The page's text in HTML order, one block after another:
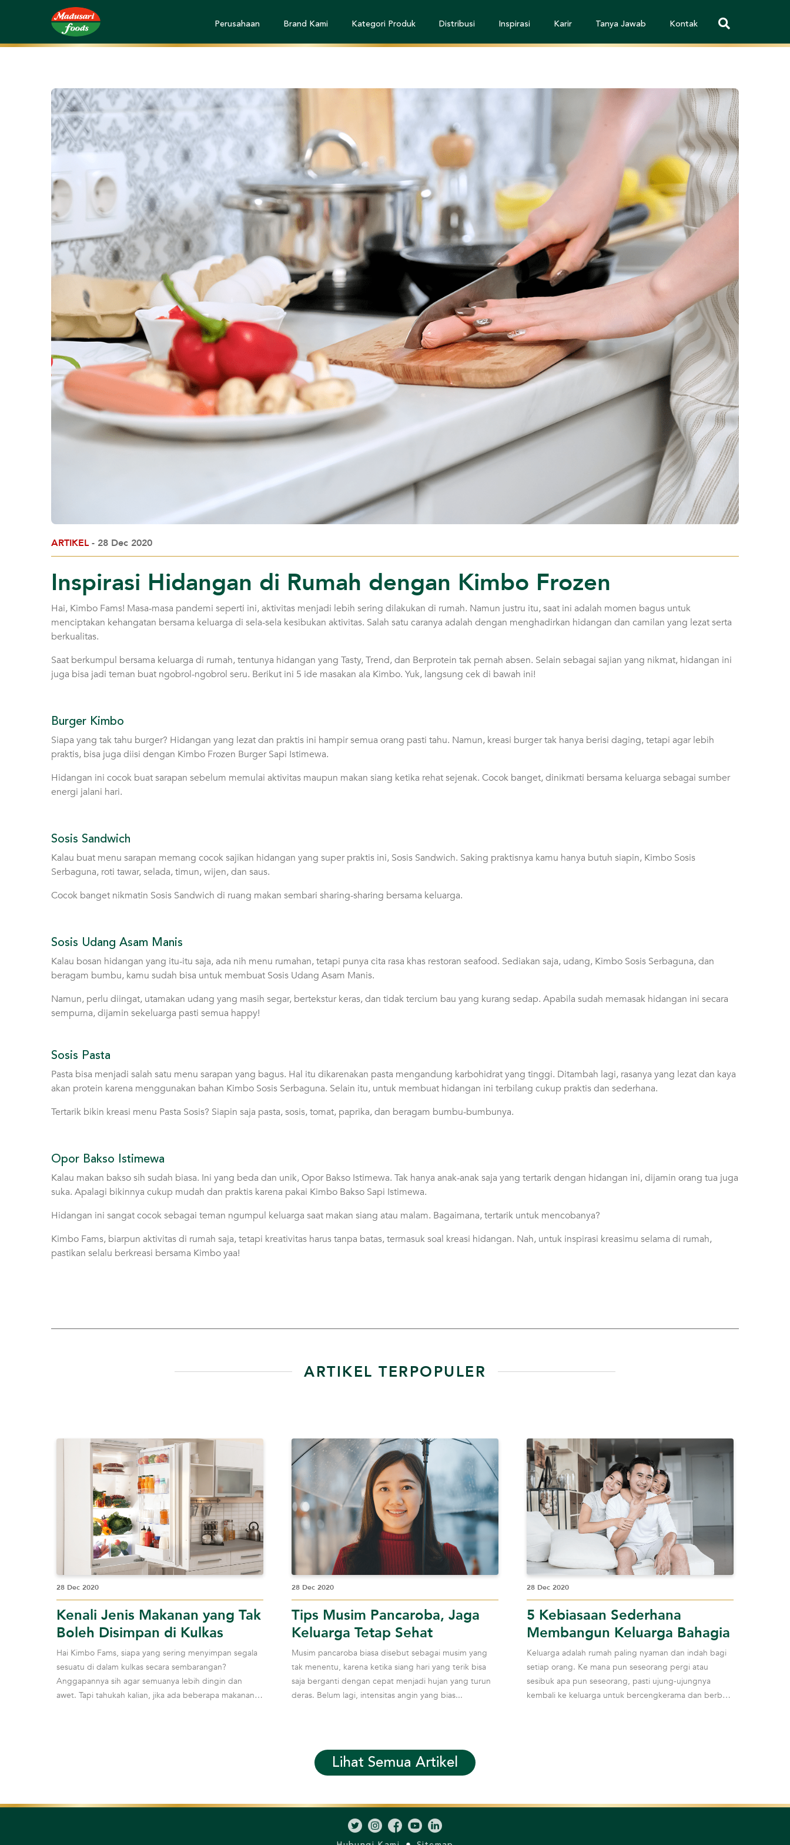
Perusahaan Brand Kami Kategori Produk Distribusi Inspirasi Karir Tanya Jawab Kontak
ARTIKEL- 28 Dec 2020
Inspirasi Hidangan di Rumah dengan Kimbo Frozen
Hai, Kimbo Fams! Masa-masa pandemi seperti ini, aktivitas menjadi lebih sering dilakukan di rumah. Namun justru itu, saat ini adalah momen bagus untuk
menciptakan kehangatan bersama keluarga di sela-sela kesibukan aktivitas. Salah satu caranya adalah dengan menghadirkan hidangan dan camilan yang lezat serta
berkualitas.
Saat berkumpul bersama keluarga di rumah, tentunya hidangan yang Tasty, Trend, dan Berprotein tak pernah absen. Selain sebagai sajian yang nikmat, hidangan ini
juga bisa jadi teman buat ngobrol-ngobrol seru. Berikut ini 5 ide masakan ala Kimbo. Yuk, langsung cek di bawah ini!
Burger Kimbo
Siapa yang tak tahu burger? Hidangan yang lezat dan praktis ini hampir semua orang pasti tahu. Namun, kreasi burger tak hanya berisi daging, tetapi agar lebih
praktis, bisa juga diisi dengan Kimbo Frozen Burger Sapi Istimewa.
Hidangan ini cocok buat sarapan sebelum memulai aktivitas maupun makan siang ketika rehat sejenak. Cocok banget, dinikmati bersama keluarga sebagai sumber
energi jalani hari.
Sosis Sandwich
Kalau buat menu sarapan memang cocok sajikan hidangan yang super praktis ini, Sosis Sandwich. Saking praktisnya kamu hanya butuh siapin, Kimbo Sosis
Serbaguna, roti tawar, selada, timun, wijen, dan saus.
Cocok banget nikmatin Sosis Sandwich di ruang makan sembari sharing-sharing bersama keluarga.
Sosis Udang Asam Manis
Kalau bosan hidangan yang itu-itu saja, ada nih menu rumahan, tetapi punya cita rasa khas restoran seafood. Sediakan saja, udang, Kimbo Sosis Serbaguna, dan
beragam bumbu, kamu sudah bisa untuk membuat Sosis Udang Asam Manis.
Namun, perlu diingat, utamakan udang yang masih segar, bertekstur keras, dan tidak tercium bau yang kurang sedap. Apabila sudah memasak hidangan ini secara
sempurna, dijamin sekeluarga pasti semua happy!
Sosis Pasta
Pasta bisa menjadi salah satu menu sarapan yang bagus. Hal itu dikarenakan pasta mengandung karbohidrat yang tinggi. Ditambah lagi, rasanya yang lezat dan kaya
akan protein karena menggunakan bahan Kimbo Sosis Serbaguna. Selain itu, untuk membuat hidangan ini terbilang cukup praktis dan sederhana.
Tertarik bikin kreasi menu Pasta Sosis? Siapin saja pasta, sosis, tomat, paprika, dan beragam bumbu-bumbunya.
Opor Bakso Istimewa
Kalau makan bakso sih sudah biasa. Ini yang beda dan unik, Opor Bakso Istimewa. Tak hanya anak-anak saja yang tertarik dengan hidangan ini, dijamin orang tua juga
suka. Apalagi bikinnya cukup mudah dan praktis karena pakai Kimbo Bakso Sapi Istimewa.
Hidangan ini sangat cocok sebagai teman ngumpul keluarga saat makan siang atau malam. Bagaimana, tertarik untuk mencobanya?
Kimbo Fams, biarpun aktivitas di rumah saja, tetapi kreativitas harus tanpa batas, termasuk soal kreasi hidangan. Nah, untuk inspirasi kreasimu selama di rumah,
pastikan selalu berkreasi bersama Kimbo yaa!
ARTIKEL TERPOPULER
28 Dec 2020
Kenali Jenis Makanan yang Tak
Boleh Disimpan di Kulkas
Hai Kimbo Fams, siapa yang sering menyimpan segala
sesuatu di dalam kulkas secara sembarangan?
Anggapannya sih agar semuanya lebih dingin dan
awet. Tapi tahukah kalian, jika ada beberapa makanan
28 Dec 2020
Tips Musim Pancaroba, Jaga
Keluarga Tetap Sehat
Musim pancaroba biasa disebut sebagai musim yang
tak menentu, karena ketika siang hari yang terik bisa
saja berganti dengan cepat menjadi hujan yang turun
deras. Belum lagi, intensitas angin yang bias...
28 Dec 2020
5 Kebiasaan Sederhana
Membangun Keluarga Bahagia
Keluarga adalah rumah paling nyaman dan indah bagi
setiap orang. Ke mana pun seseorang pergi atau
sesibuk apa pun seseorang, pasti ujung-ujungnya
kembali ke keluarga untuk bercengkerama dan berbagi
Lihat Semua Artikel